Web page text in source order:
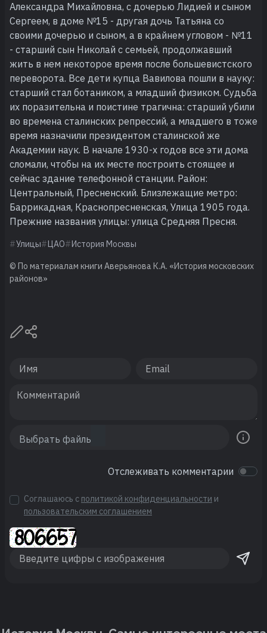
Александра Михайловна, с дочерью Лидией и сыном
Сергеем, в доме №15 - другая дочь Татьяна со
своими дочерью и сыном, а в крайнем угловом - №11
- старший сын Николай с семьей, продолжавший
жить в нем некоторое время после большевистского
переворота. Все дети купца Вавилова пошли в науку:
старший стал ботаником, а младший физиком. Судьба
их поразительна и поистине трагична: старший убили
во времена сталинских репрессий, а младшего в тоже
время назначили президентом сталинской же
Академии наук. В начале 1930-х годов все эти дома
сломали, чтобы на их месте построить стоящее и
сейчас здание телефонной станции. Район:
Центральный, Пресненский. Близлежащие метро:
Баррикадная, Краснопресненская, Улица 1905 года.
Прежние названия улицы: улица Средняя Пресня.
Улицы ЦАО История Москвы
© По материалам книги Аверьянова К.А. «История московских
районов»
Отслеживать комментарии
Соглашаюсь с политикой конфиденциальности и
пользовательским соглашением